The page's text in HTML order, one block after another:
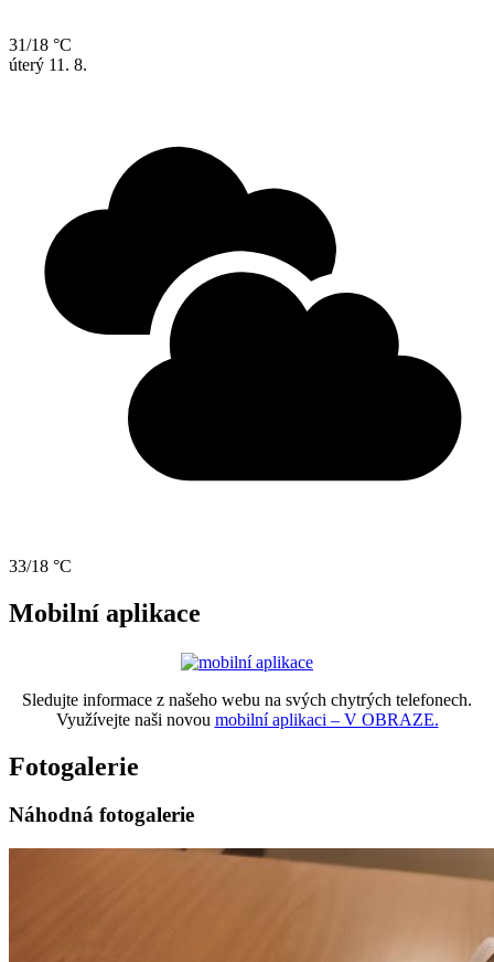
31/18 °C
úterý 11. 8.
33/18 °C
Mobilní aplikace
Sledujte informace z našeho webu na svých chytrých telefonech.
Využívejte naši novou mobilní aplikaci – V OBRAZE.
Fotogalerie
Náhodná fotogalerie